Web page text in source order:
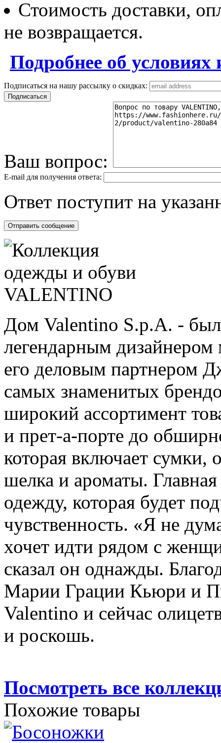
Стоимость доставки,
не возвращается.
Подробнее об условиях
Подписаться на нашу рассылку о скидках:
Ваш вопрос:
E-mail для получения ответа:
Ответ поступит на
Дом Valentino S.p.A. - был
легендарным
его деловым партнером
самых знаменитых
широкий ассортимент
и прет-а-порте до
которая включает сумки,
шелка и ароматы.
одежду, которая будет
чувственность. «Я не
хочет идти рядом с
сказал он однажды.
Марии Грации Кьюри и
Valentino и сейчас
и роскошь.
Посмотреть все
Похожие товары